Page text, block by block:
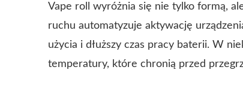
Vape roll wyróżnia się nie tylko formą,
ruchu automatyzuje aktywację
użycia i dłuższy czas pracy baterii. W
temperatury, które chronią przed